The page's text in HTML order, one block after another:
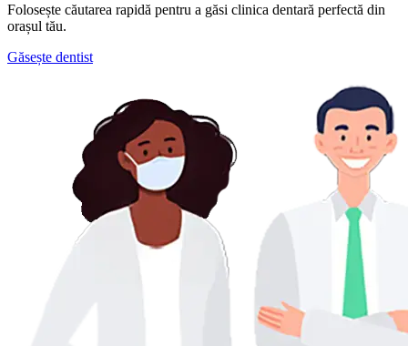
Folosește căutarea rapidă pentru a găsi clinica dentară perfectă din
orașul tău.
Găsește dentist